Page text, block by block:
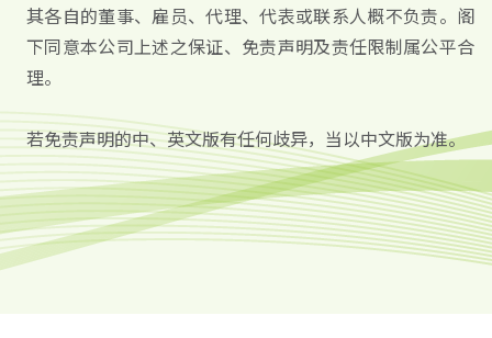
其各自的董事、雇员、代理、代表或联系人概不负责。阁
下同意本公司上述之保证、免责声明及责任限制属公平合
理。
若免责声明的中、英文版有任何歧异，当以中文版为准。